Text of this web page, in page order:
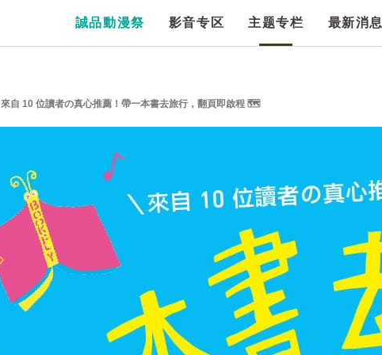
誠品動漫祭 影音专区 主题专栏 最新消息
來自 10 位讀者の真心推薦！帶一本書去旅行，翻頁即啟程 🗺️